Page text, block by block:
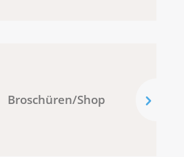
Broschüren/Shop